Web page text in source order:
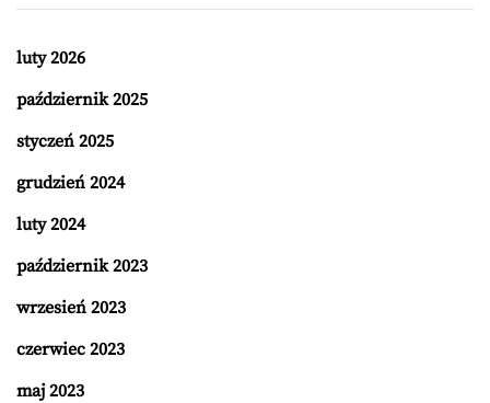
luty 2026
październik 2025
styczeń 2025
grudzień 2024
luty 2024
październik 2023
wrzesień 2023
czerwiec 2023
maj 2023